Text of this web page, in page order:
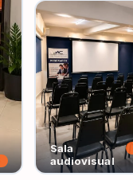
Sala
audiovisual